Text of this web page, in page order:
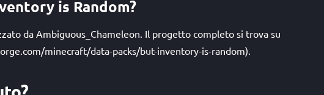
is Random?
da Ambiguous_Chameleon. Il progetto completo si trova su
minecraft/data-packs/but-inventory-is-random).